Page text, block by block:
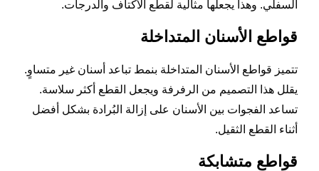
السفلي. وهذا يجعلها مثالية لقطع الأكتاف والدرجات.
قواطع الأسنان المتداخلة
تتميز قواطع الأسنان المتداخلة بنمط تباعد أسنان غير متساوٍ.
يقلل هذا التصميم من الرفرفة ويجعل القطع أكثر سلاسة.
تساعد الفجوات بين الأسنان على إزالة البُرادة بشكل أفضل
أثناء القطع الثقيل.
قواطع متشابكة